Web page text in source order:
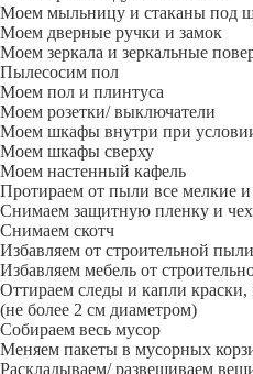
Моем мыльницу и стаканы под
Моем дверные ручки и замок
Моем зеркала и зеркальные
Пылесосим пол
Моем пол и плинтуса
Моем розетки/ выключатели
Моем шкафы внутри при
Моем шкафы сверху
Моем настенный кафель
Протираем от пыли все мелкие
Снимаем защитную пленку и
Снимаем скотч
Избавляем от строительной
Избавляем мебель от
Оттираем следы и капли краски,
(не более 2 см диаметром)
Собираем весь мусор
Меняем пакеты в мусорных
Раскладываем/ развешиваем